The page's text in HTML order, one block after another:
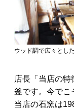
ウッド調で広々とし
店長「当店の
釜です。今でこ
当店の石窯は